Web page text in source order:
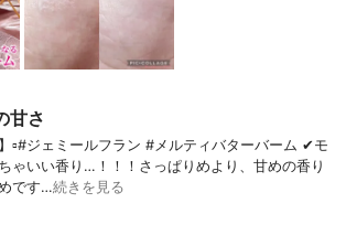
甘さ
▫️#ジェミールフラン #メルティバターバーム ✔モ
ゃいい香り…！！！さっぱりめより、甘めの香り
です…続きを見る